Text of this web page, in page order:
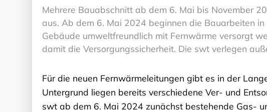
Mehrere Bauabschnitt ab dem 6. Mai bis November
aus. Ab dem 6. Mai 2024 beginnen die Bauarbeiten
Gebäude umweltfreundlich mit Fernwärme versorgt
damit die Versorgungssicherheit. Die swt verlegen
Für die neuen Fernwärmeleitungen gibt es in der
Untergrund liegen bereits verschiedene Ver- und
swt ab dem 6. Mai 2024 zunächst bestehende Gas-